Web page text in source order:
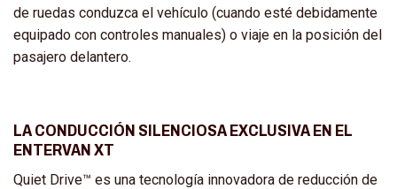
de ruedas conduzca el vehículo (cuando esté debidamente
equipado con controles manuales) o viaje en la posición del
pasajero delantero.
LA CONDUCCIÓN SILENCIOSA EXCLUSIVA EN EL
ENTERVAN XT
Quiet Drive™ es una tecnología innovadora de reducción de